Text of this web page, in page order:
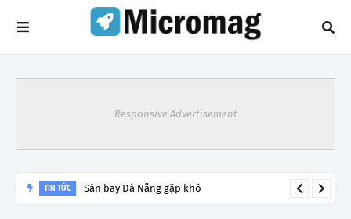
Responsive Advertisement
TIN TỨC Sân bay Đà Nẵng gặp khó